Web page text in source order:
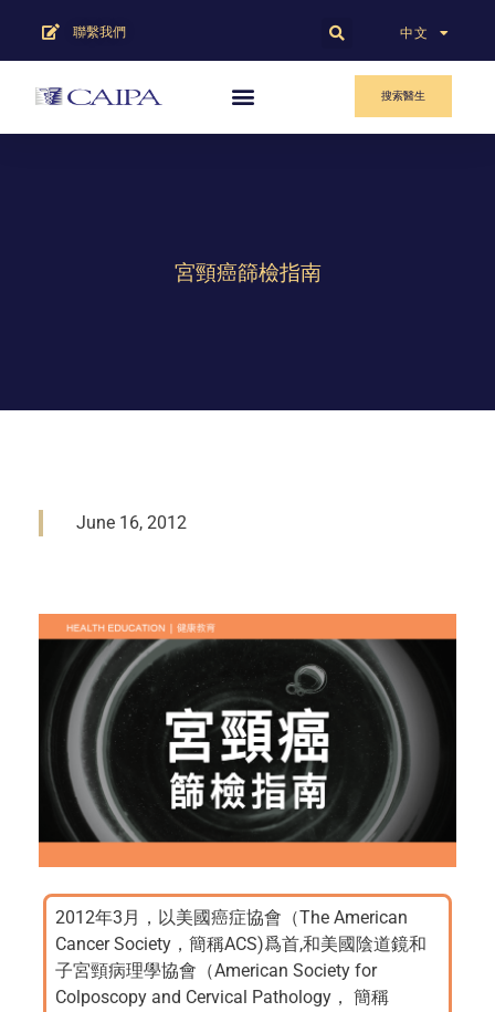
中文
English
聯繫我們
搜索醫生
宮頸癌篩檢指南
June 16, 2012
2012年3月，以美國癌症協會（The American
Cancer Society，簡稱ACS)爲首,和美國陰道鏡和
子宮頸病理學協會（American Society for
Colposcopy and Cervical Pathology， 簡稱